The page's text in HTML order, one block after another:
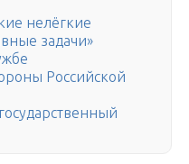
нелёгкие
задачи»
Российской